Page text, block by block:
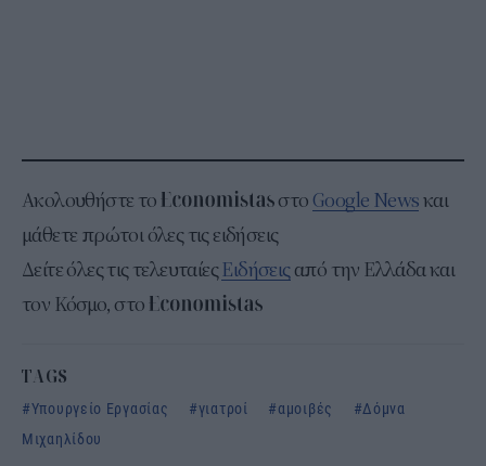
Ακολουθήστε το στο Google Newsκαι
μάθετε πρώτοι όλες τις ειδήσεις
Δείτε όλες τις τελευταίεςΕιδήσειςαπό την Ελλάδα και
τον Κόσμο, στο
TAGS
Υπουργείο Εργασίας
γιατροί αμοιβές
Δόμνα
Μιχαηλίδου